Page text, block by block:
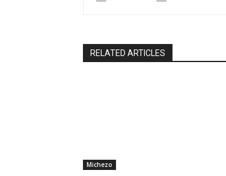
RELATED ARTICLES
Michezo